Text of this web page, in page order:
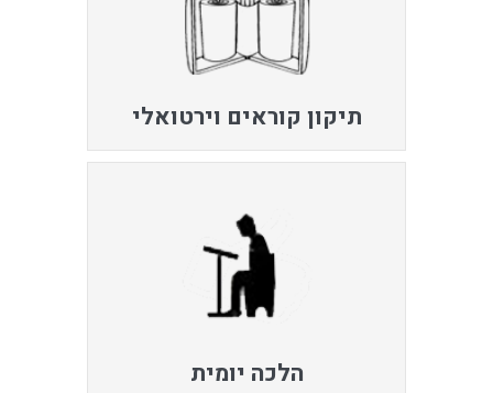
תיקון קוראים וירטואלי
הלכה יומית